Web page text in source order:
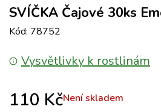
SVÍČKA Čajové 30ks
Kód: 78752
Vysvětlivky k rostlinám
110 KčNení skladem